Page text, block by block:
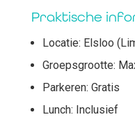
Praktische
Locatie: Elsloo
Groepsgrootte:
Parkeren: Gratis
Lunch: Inclusief